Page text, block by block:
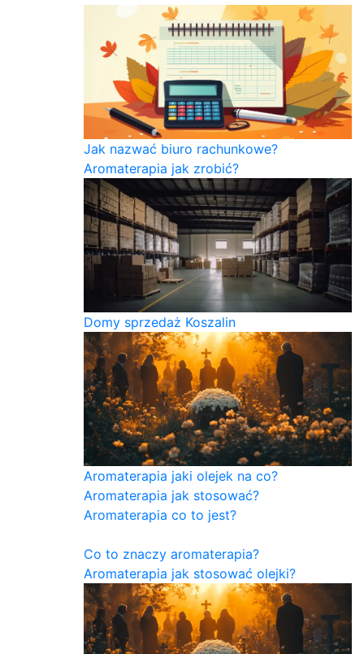
Jak nazwać biuro rachunkowe?
Aromaterapia jak zrobić?
Domy sprzedaż Koszalin
Aromaterapia jaki olejek na co?
Aromaterapia jak stosować?
Aromaterapia co to jest?
Co to znaczy aromaterapia?
Aromaterapia jak stosować olejki?